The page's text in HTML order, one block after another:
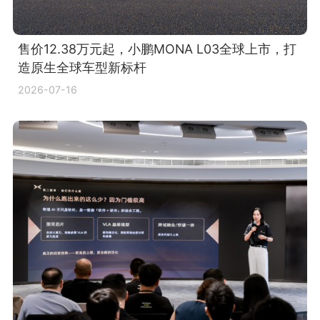
售价12.38万元起，小鹏MONA L03全球上市，打
造原生全球车型新标杆
2026-07-16